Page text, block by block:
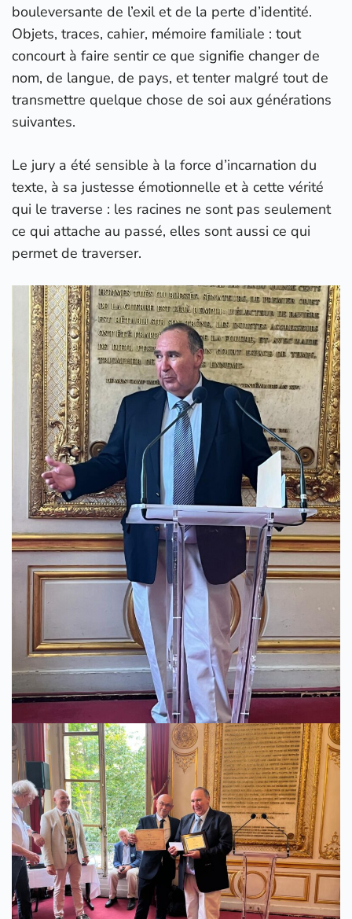
bouleversante de l’exil et de la perte d’identité.
Objets, traces, cahier, mémoire familiale : tout
concourt à faire sentir ce que signifie changer de
nom, de langue, de pays, et tenter malgré tout de
transmettre quelque chose de soi aux générations
suivantes.
Le jury a été sensible à la force d’incarnation du
texte, à sa justesse émotionnelle et à cette vérité
qui le traverse : les racines ne sont pas seulement
ce qui attache au passé, elles sont aussi ce qui
permet de traverser.